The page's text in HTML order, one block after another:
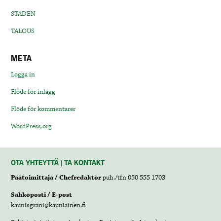
STADEN
TALOUS
META
Logga in
Flöde för inlägg
Flöde för kommentarer
WordPress.org
OTA YHTEYTTÄ | TA KONTAKT
Päätoimittaja / Chefredaktörpuh./tfn 050 555 1703
Sähköposti / E-post
kaunisgrani@kauniainen.fi